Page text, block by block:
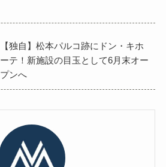
【独自】松本パルコ跡にドン・キホ
ーテ！新施設の目玉として6月末オー
プンへ